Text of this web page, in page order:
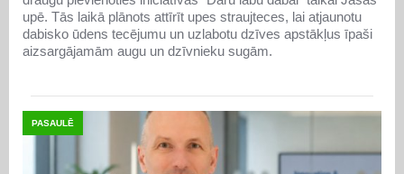
upē. Tās laikā plānots attīrīt upes straujteces, lai atjaunotu
dabisko ūdens tecējumu un uzlabotu dzīves apstākļus īpaši
aizsargājamām augu un dzīvnieku sugām.
PASAULĒ